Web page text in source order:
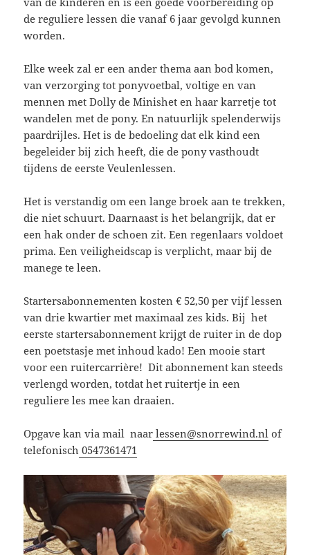
de reguliere lessen die vanaf 6 jaar gevolgd kunnen
worden.
Elke week zal er een ander thema aan bod komen,
van verzorging tot ponyvoetbal, voltige en van
mennen met Dolly de Minishet en haar karretje tot
wandelen met de pony. En natuurlijk spelenderwijs
paardrijles. Het is de bedoeling dat elk kind een
begeleider bij zich heeft, die de pony vasthoudt
tijdens de eerste Veulenlessen.
Het is verstandig om een lange broek aan te trekken,
die niet schuurt. Daarnaast is het belangrijk, dat er
een hak onder de schoen zit. Een regenlaars voldoet
prima. Een veiligheidscap is verplicht, maar bij de
manege te leen.
Startersabonnementen kosten € 52,50 per vijf lessen
van drie kwartier met maximaal zes kids. Bij het
eerste startersabonnement krijgt de ruiter in de dop
een poetstasje met inhoud kado! Een mooie start
voor een ruitercarrière! Dit abonnement kan steeds
verlengd worden, totdat het ruitertje in een
reguliere les mee kan draaien.
Opgave kan via mail naar lessen@snorrewind.nl of
telefonisch 0547361471